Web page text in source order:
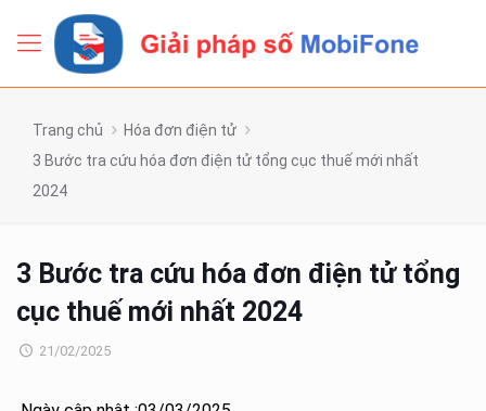
Trang chủ
Hóa đơn điện tử
3 Bước tra cứu hóa đơn điện tử tổng cục thuế mới nhất
2024
3 Bước tra cứu hóa đơn điện tử tổng
cục thuế mới nhất 2024
21/02/2025